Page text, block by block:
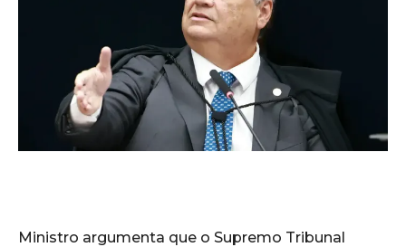
Ministro argumenta que o Supremo Tribunal